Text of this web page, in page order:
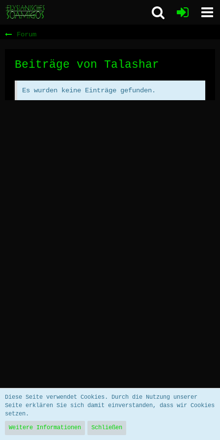
Forum
Beiträge von Talashar
Es wurden keine Einträge gefunden.
Community-Software:WoltLab Suite™ 5.5.26
Diese Seite verwendet Cookies. Durch die Nutzung unserer
Seite erklären Sie sich damit einverstanden, dass wir Cookies
setzen.
Weitere Informationen
Schließen